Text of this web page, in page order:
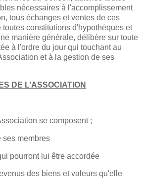
nécessaires à l'accomplissement
tous échanges et ventes de ces
constitutions d'hypothèques et
manière générale, délibère sur toute
à l'ordre du jour qui touchant au
et à la gestion de ses
DE L’ASSOCIATION
se composent ;
ses membres
pourront lui être accordée
des biens et valeurs qu'elle